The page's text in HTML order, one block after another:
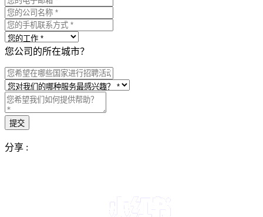
您公司的所在城市？
分享 :